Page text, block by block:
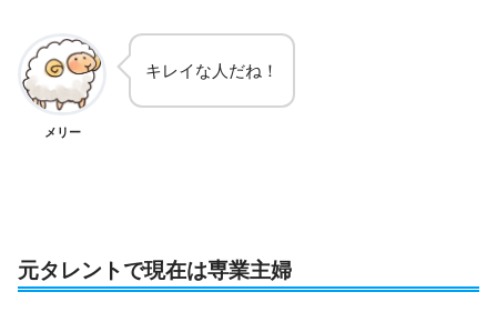
メリー
キレイな人だね！
元タレントで現在は専業主婦